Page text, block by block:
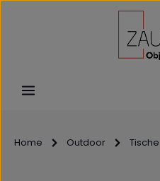
Zum Hauptinhalt springen
Home Outdoor Tische